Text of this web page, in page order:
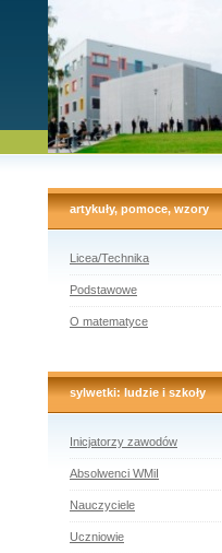
artykuły, pomoce, wzory
Licea/Technika
Podstawowe
O matematyce
sylwetki: ludzie i szkoły
Inicjatorzy zawodów
Absolwenci WMiI
Nauczyciele
Uczniowie